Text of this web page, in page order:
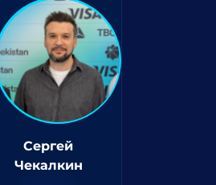
Сергей
Чекалкин